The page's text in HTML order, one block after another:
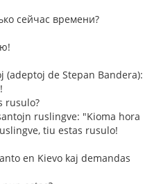
сейчас времени?
de Stepan Bandera):
rusulo?
ruslingve: "Kioma hora
tiu estas rusulo!
en Kievo kaj demandas